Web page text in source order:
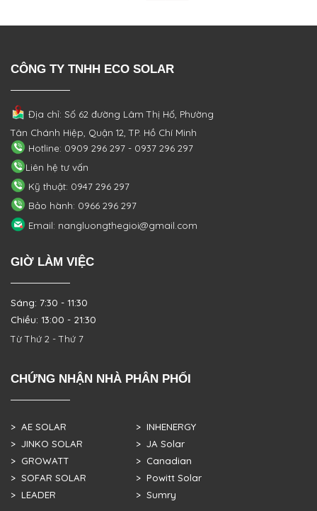
CÔNG TY TNHH ECO SOLAR
Địa chỉ: Số 62 đường Lâm Thị Hố, Phường
Tân Chánh Hiệp, Quận 12, TP. Hồ Chí Minh
Hotline: 0909 296 297 - 0937 296 297
Liên hệ tư vấn
Kỹ thuật: 0947 296 297
Bảo hành: 0966 296 297
Email: nangluongthegioi@gmail.com
GIỜ LÀM VIỆC
Sáng: 7:30 - 11:30
Chiều: 13:00 - 21:30
Từ Thứ 2 - Thứ 7
CHỨNG NHẬN NHÀ PHÂN PHỐI
> AE SOLAR
> JINKO SOLAR
> GROWATT
> SOFAR SOLAR
> LEADER
> INHENERGY
> JA Solar
> Canadian
> Powitt Solar
> Sumry